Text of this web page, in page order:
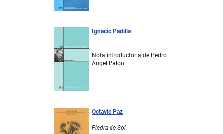
Ignacio Padilla
Nota introductoria de Pedro
Ángel Palou
Octavio Paz
Piedra de Sol